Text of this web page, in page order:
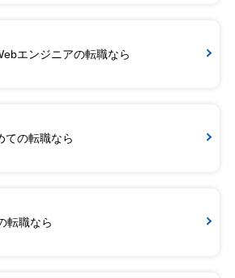
エンジニアの転職なら
ての転職なら
転職なら